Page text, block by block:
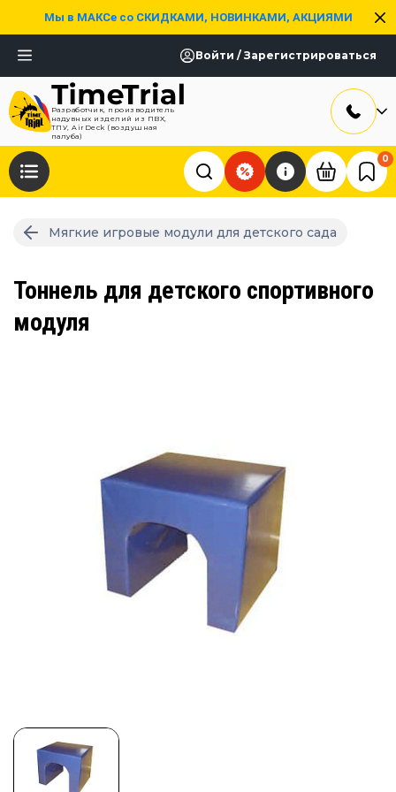
Мы в МАКСе со СКИДКАМИ, НОВИНКАМИ, АКЦИЯМИ
Войти / Зарегистрироваться
Разработчик, производитель
надувных изделий из ПВХ,
ТПУ, AirDeck (воздушная
палуба)
0
Мягкие игровые модули для детского сада
Тоннель для детского спортивного
модуля